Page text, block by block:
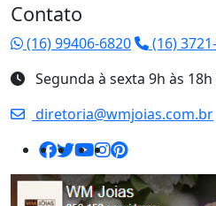
Contato
(16) 99406-6820
(16)
Segunda à sexta 9h às
diretoria@wmjoias.com.br